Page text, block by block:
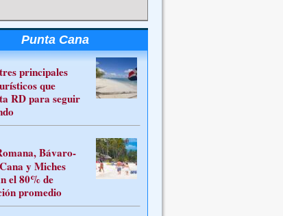
Punta Cana
principales
que
RD para seguir
Bávaro-
y Miches
el 80% de
promedio